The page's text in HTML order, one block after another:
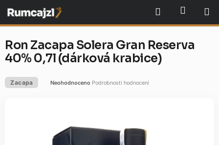
na
obsah
Hledat
Ron Zacapa Solera Gran Reserva
40% 0,7l (dárková krabice)
Zacapa Neohodnoceno Podrobnosti hodnocení